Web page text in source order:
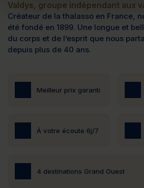
Valdys, groupe indépendant aux
Créateur de la thalasso en France,
été fondé en 1899. Une longue et
du corps et de l’esprit que nous
depuis plus de 40 ans.
Meilleur prix garanti
À votre écoute 6j/7
4 destinations Grand Ouest